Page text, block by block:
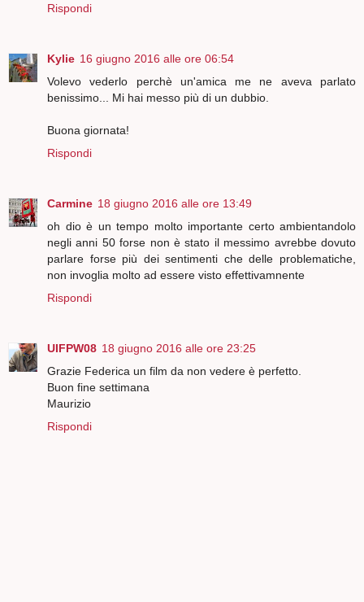
Rispondi
Kylie 16 giugno 2016 alle ore 06:54
Volevo vederlo perchè un'amica me ne aveva parlato
benissimo... Mi hai messo più di un dubbio.
Buona giornata!
Rispondi
Carmine 18 giugno 2016 alle ore 13:49
oh dio è un tempo molto importante certo ambientandolo
negli anni 50 forse non è stato il messimo avrebbe dovuto
parlare forse più dei sentimenti che delle problematiche,
non invoglia molto ad essere visto effettivamnente
Rispondi
UIFPW08 18 giugno 2016 alle ore 23:25
Grazie Federica un film da non vedere è perfetto.
Buon fine settimana
Maurizio
Rispondi